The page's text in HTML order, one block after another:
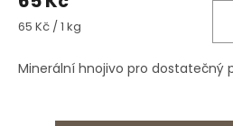
Měrná
65 Kč / 1 kg
Minerální hnojivo pro dostatečný